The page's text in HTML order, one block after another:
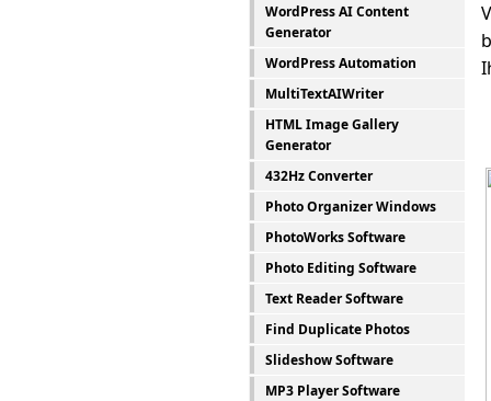
WordPress AI Content
Generator
WordPress Automation
MultiTextAIWriter
HTML Image Gallery
Generator
432Hz Converter
Photo Organizer Windows
PhotoWorks Software
Photo Editing Software
Text Reader Software
Find Duplicate Photos
Slideshow Software
MP3 Player Software